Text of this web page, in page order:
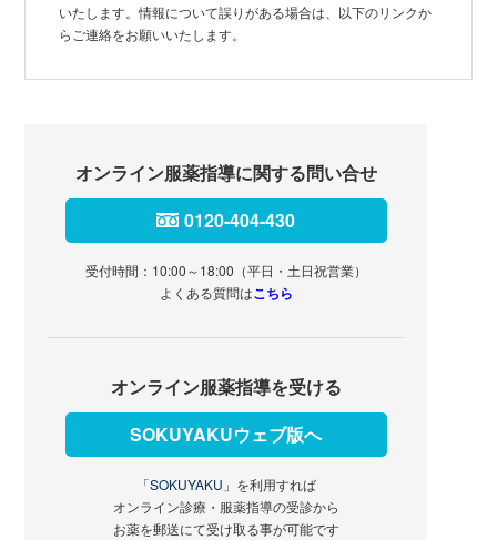
いたします。情報について誤りがある場合は、以下のリンクか
らご連絡をお願いいたします。
オンライン服薬指導に関する問い合せ
0120-404-430
受付時間：10:00～18:00（平日・土日祝営業）
よくある質問はこちら
オンライン服薬指導を受ける
SOKUYAKUウェブ版へ
「SOKUYAKU」 を利用すれば
オンライン診療・服薬指導の受診から
お薬を郵送にて受け取る事が可能です